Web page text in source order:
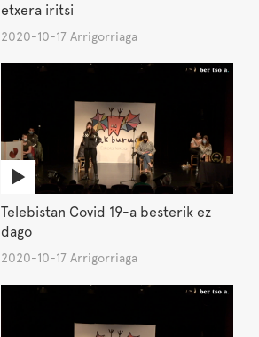
etxera iritsi
2020-10-17 Arrigorriaga
Telebistan Covid 19-a besterik ez
dago
2020-10-17 Arrigorriaga